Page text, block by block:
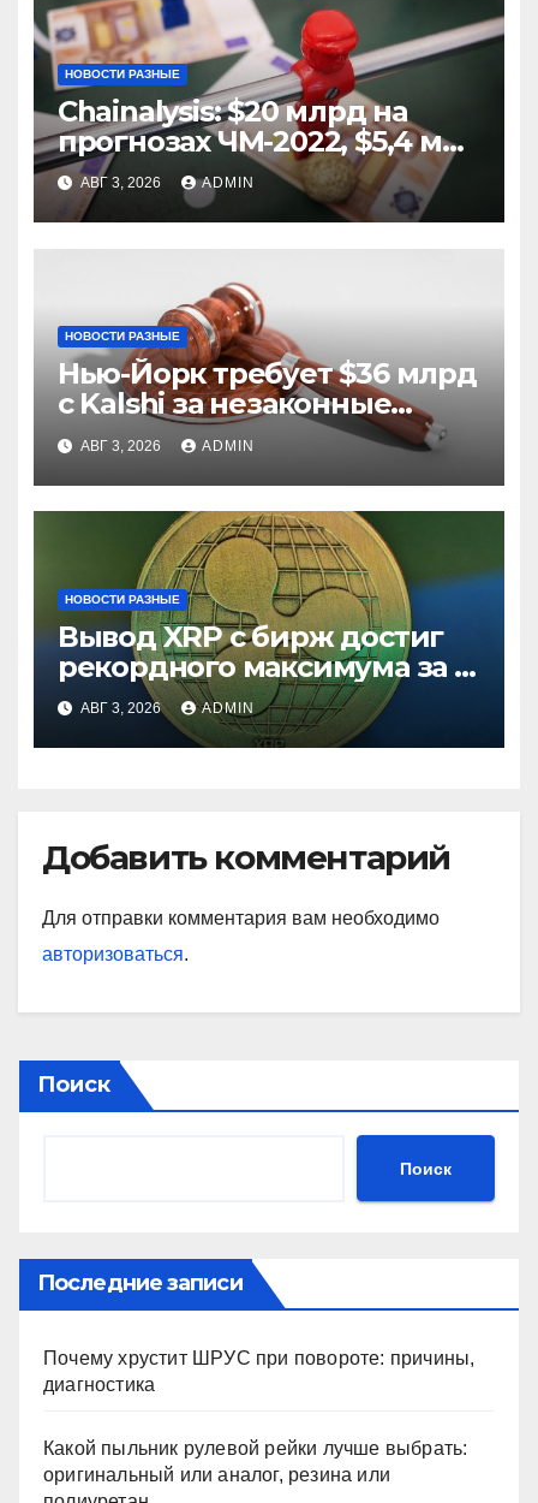
НОВОСТИ РАЗНЫЕ
Chainalysis: $20 млрд на
прогнозах ЧМ-2022, $5,4 млн
из них незаконные
АВГ 3, 2026 ADMIN
НОВОСТИ РАЗНЫЕ
Нью-Йорк требует $36 млрд
с Kalshi за незаконные
ставки
АВГ 3, 2026 ADMIN
НОВОСТИ РАЗНЫЕ
Вывод XRP с бирж достиг
рекордного максимума за 5
летАВГ 3, 2026 ADMIN
Добавить комментарий
Для отправки комментария вам необходимо
авторизоваться.
Поиск
Поиск
Последние записи
Почему хрустит ШРУС при повороте: причины,
диагностика
Какой пыльник рулевой рейки лучше выбрать:
оригинальный или аналог, резина или